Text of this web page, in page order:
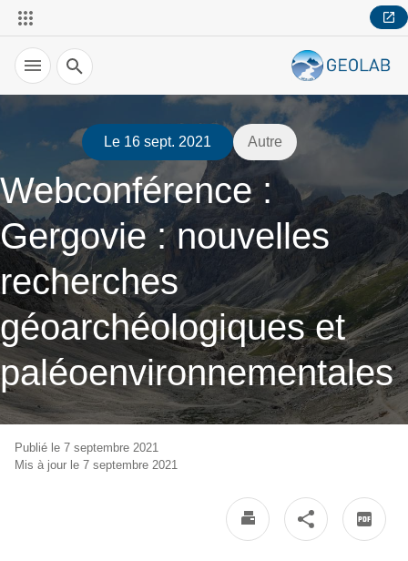
Recherche
Le 16 sept. 2021 Autre
Webconférence :
Gergovie : nouvelles
recherches
géoarchéologiques et
paléoenvironnementales
Publié le 7 septembre 2021
Mis à jour le 7 septembre 2021